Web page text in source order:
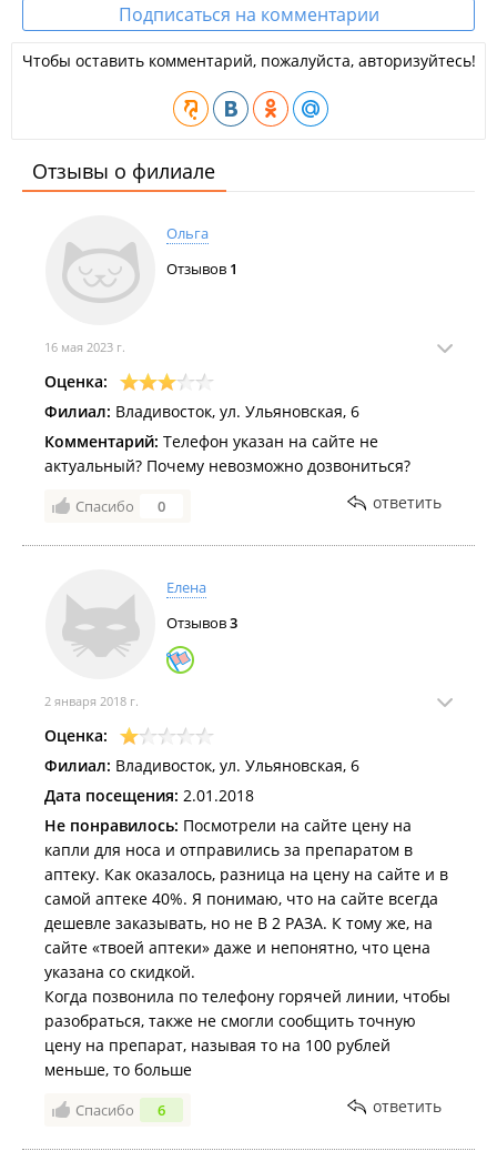
Подписаться на комментарии
Чтобы оставить комментарий, пожалуйста, авторизуйтесь!
Отзывы о филиале
Ольга
Отзывов 1
16 мая 2023 г.
Оценка:
Филиал: Владивосток, ул. Ульяновская, 6
Комментарий: Телефон указан на сайте не
актуальный? Почему невозможно дозвониться?
Спасибо 0 ответить
Елена
Отзывов3
2 января 2018 г.
Оценка:
Филиал: Владивосток, ул. Ульяновская, 6
Дата посещения: 2.01.2018
Не понравилось: Посмотрели на сайте цену на
капли для носа и отправились за препаратом в
аптеку. Как оказалось, разница на цену на сайте и в
самой аптеке 40%. Я понимаю, что на сайте всегда
дешевле заказывать, но не В 2 РАЗА. К тому же, на
сайте «твоей аптеки» даже и непонятно, что цена
указана со скидкой.
Когда позвонила по телефону горячей линии, чтобы
разобраться, также не смогли сообщить точную
цену на препарат, называя то на 100 рублей
меньше, то больше
Спасибо 6 ответить